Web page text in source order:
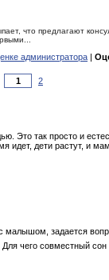
что предлагают
администратора |
2
так просто и
дети растyт, и
задается
чего совместный